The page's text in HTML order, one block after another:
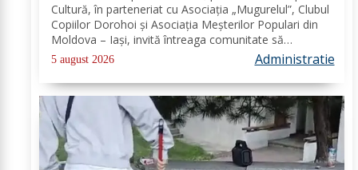
singură sărbătoare!
Cultură, în parteneriat cu Asociația „Mugurelul”, Clubul
Copiilor Dorohoi și Asociația Meșterilor Populari din
Moldova – Iași, invită întreaga comunitate să
participe, în perioada 28–30 august 2026, la
evenimentul „Dorohoiul, în Sărbătoare!”....
5 august 2026 Administratie